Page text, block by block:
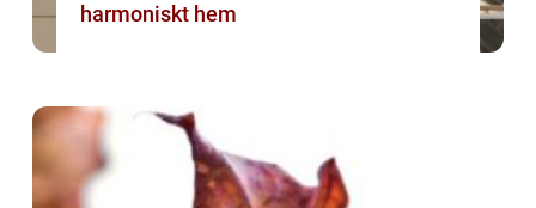
harmoniskt hem